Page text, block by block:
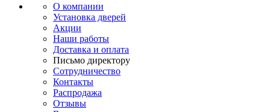
О компании
Установка дверей
Акции
Наши работы
Доставка и оплата
Письмо директору
Сотрудничество
Контакты
Распродажа
Отзывы